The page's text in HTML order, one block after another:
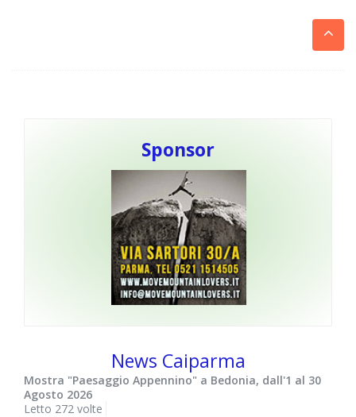
Sponsor
News Caiparma
Mostra "Paesaggio Appennino" a Bedonia, dall'1 al 30
Agosto 2026
Letto 272 volte